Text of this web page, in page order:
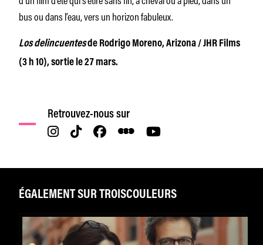
bus ou dans l’eau, vers un horizon fabuleux.
Los delincuentesde Rodrigo Moreno, Arizona / JHR Films
(3 h 10), sortie le 27 mars.
Retrouvez-nous sur
ÉGALEMENT SUR TROISCOULEURS